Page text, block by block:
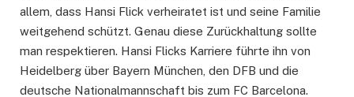
allem, dass Hansi Flick verheiratet ist und seine Familie
weitgehend schützt. Genau diese Zurückhaltung sollte
man respektieren. Hansi Flicks Karriere führte ihn von
Heidelberg über Bayern München, den DFB und die
deutsche Nationalmannschaft bis zum FC Barcelona.